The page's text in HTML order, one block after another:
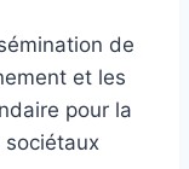
de
et les
pour la